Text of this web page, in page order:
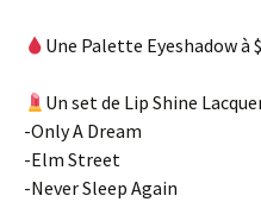
Une Palette Eyeshadow à
Un set de Lip Shine
-Only A Dream
-Elm Street
-Never Sleep Again